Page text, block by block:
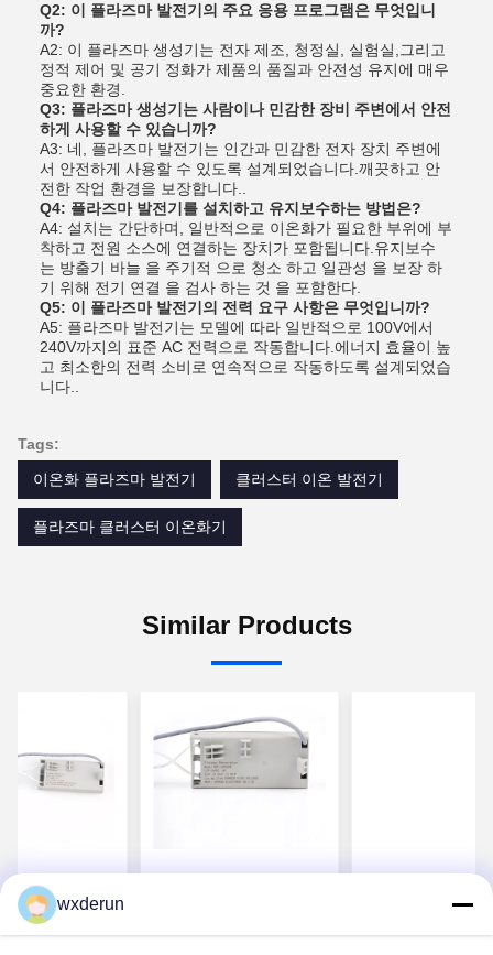
Q2: 이 플라즈마 발전기의 주요 응용 프로그램은 무엇입니
까?
A2: 이 플라즈마 생성기는 전자 제조, 청정실, 실험실,그리고
정적 제어 및 공기 정화가 제품의 품질과 안전성 유지에 매우
중요한 환경.
Q3: 플라즈마 생성기는 사람이나 민감한 장비 주변에서 안전
하게 사용할 수 있습니까?
A3: 네, 플라즈마 발전기는 인간과 민감한 전자 장치 주변에
서 안전하게 사용할 수 있도록 설계되었습니다.깨끗하고 안
전한 작업 환경을 보장합니다..
Q4: 플라즈마 발전기를 설치하고 유지보수하는 방법은?
A4: 설치는 간단하며, 일반적으로 이온화가 필요한 부위에 부
착하고 전원 소스에 연결하는 장치가 포함됩니다.유지보수
는 방출기 바늘 을 주기적 으로 청소 하고 일관성 을 보장 하
기 위해 전기 연결 을 검사 하는 것 을 포함한다.
Q5: 이 플라즈마 발전기의 전력 요구 사항은 무엇입니까?
A5: 플라즈마 발전기는 모델에 따라 일반적으로 100V에서
240V까지의 표준 AC 전력으로 작동합니다.에너지 효율이 높
고 최소한의 전력 소비로 연속적으로 작동하도록 설계되었습
니다..
Tags:
이온화 플라즈마 발전기
클러스터 이온 발전기
플라즈마 클러스터 이온화기
Similar Products
합 및 환경 공
위한 DC 24V
이온 방출 장
HVAC 도크트를 위한
OEM DC 24V
플라즈마 발전
정화용 클러스터
wxderun